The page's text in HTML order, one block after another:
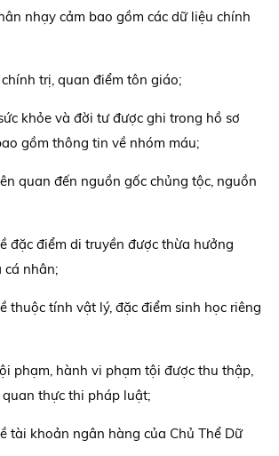
nhạy cảm bao gồm các dữ liệu chính
trị, quan điểm tôn giáo;
khỏe và đời tư được ghi trong hồ sơ
gồm thông tin về nhóm máu;
quan đến nguồn gốc chủng tộc, nguồn
đặc điểm di truyền được thừa hưởng
cá nhân;
thuộc tính vật lý, đặc điểm sinh học riêng
phạm, hành vi phạm tội được thu thập,
thực thi pháp luật;
tài khoản ngân hàng của Chủ Thể Dữ